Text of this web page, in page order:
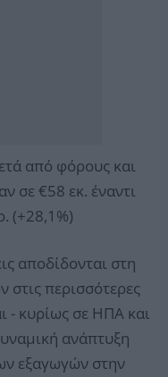
από φόρους και
σε €58 εκ. έναντι
(+28,1%)
αποδίδονται στη
περισσότερες
- κυρίως σε ΗΠΑ και
ανάπτυξη
εξαγωγών στην